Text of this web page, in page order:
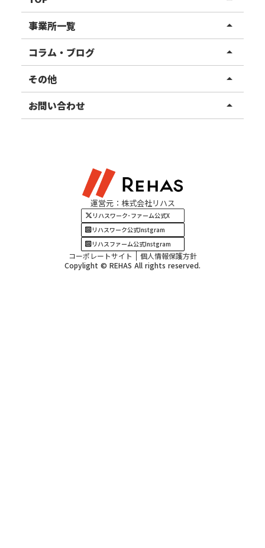
リハスワーク
リハスファーム
事業所一覧 arrow_drop_up
関東エリア
東北エリア
甲信越エリア
四国・九州エリア
コラム・ブログ arrow_drop_up
事業所ブログ
ご利用者様の声
その他 arrow_drop_up
お知らせ
お問い合わせ arrow_drop_up
運営元：株式会社リハス
リハスワーク･ファーム公式X
リハスワーク公式Instgram
リハスファーム公式Instgram
コーポレートサイト
個人情報保護方針
Copylight © REHAS All rights reserved.